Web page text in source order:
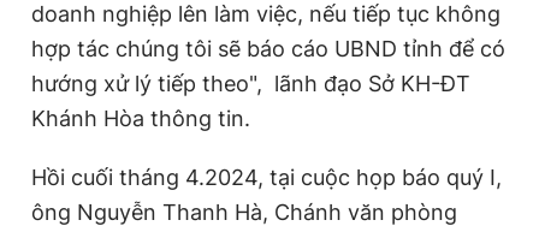
doanh nghiệp lên làm việc, nếu tiếp tục không
hợp tác chúng tôi sẽ báo cáo UBND tỉnh để có
hướng xử lý tiếp theo", lãnh đạo Sở KH-ĐT
Khánh Hòa thông tin.
Hồi cuối tháng 4.2024, tại cuộc họp báo quý I,
ông Nguyễn Thanh Hà, Chánh văn phòng